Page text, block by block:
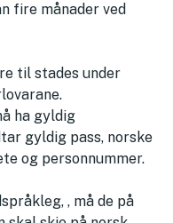
fire månader ved
til stades under
ha gyldig
gyldig pass, norske
og personnummer.
, må de på